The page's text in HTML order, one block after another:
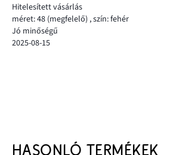
Hitelesített vásárlás
méret: 48 (megfelelő) ,szín: fehér
Jó minőségű
2025-08-15
HASONLÓ TERMÉKEK